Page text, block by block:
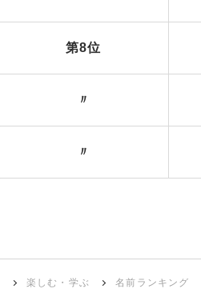
第8位
〃
〃
楽しむ・学ぶ 名前ランキング